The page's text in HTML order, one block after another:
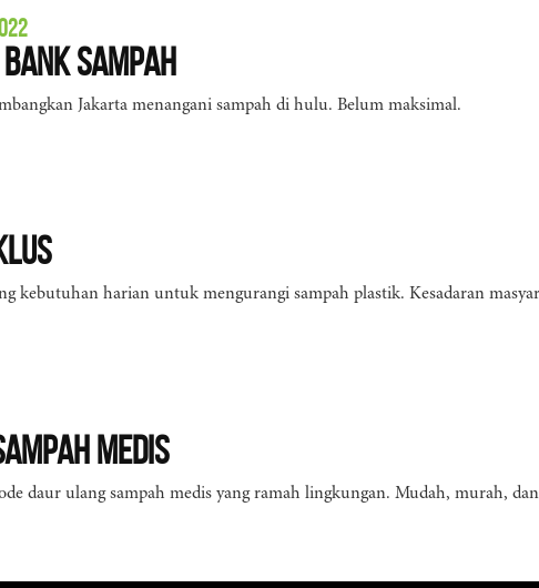
Sampah
Jakarta menangani sampah di hulu. Belum maksimal.
kebutuhan harian untuk mengurangi sampah plastik. Kesadaran
Medis
daur ulang sampah medis yang ramah lingkungan. Mudah, murah,